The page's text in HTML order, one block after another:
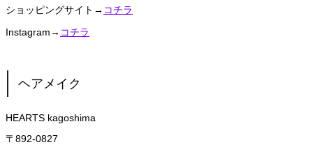
ショッピングサイト→ コチラ
Instagram→ コチラ
ヘアメイク
HEARTS kagoshima
〒892-0827